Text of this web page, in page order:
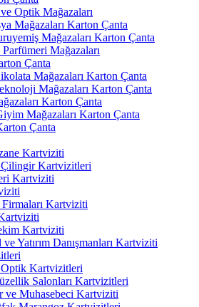
Optik Mağazaları
Mağazaları Karton Çanta
Mağazaları Karton Çanta
Mağazaları
Çanta
Mağazaları Karton Çanta
Mağazaları Karton Çanta
Karton Çanta
Mağazaları Karton Çanta
Çanta
Kartviziti
Çilingir Kartvizitleri
Kartviziti
Firmaları Kartviziti
Kartviziti
Yatırım Danışmanları Kartviziti
Kartvizitleri
Salonları Kartvizitleri
ve Muhasebeci Kartviziti